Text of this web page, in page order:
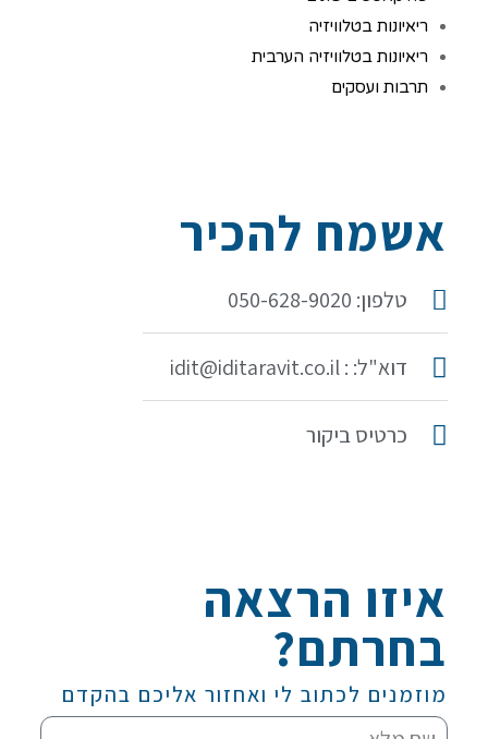
ריאיונות בטלוויזיה
ריאיונות בטלוויזיה הערבית
תרבות ועסקים
איזו הרצאה
בחרתם?
מוזמנים לכתוב לי ואחזור אליכם בהקדם
אשמח להכיר
טלפון: 050-628-9020
דוא"ל: : idit@iditaravit.co.il
כרטיס ביקור